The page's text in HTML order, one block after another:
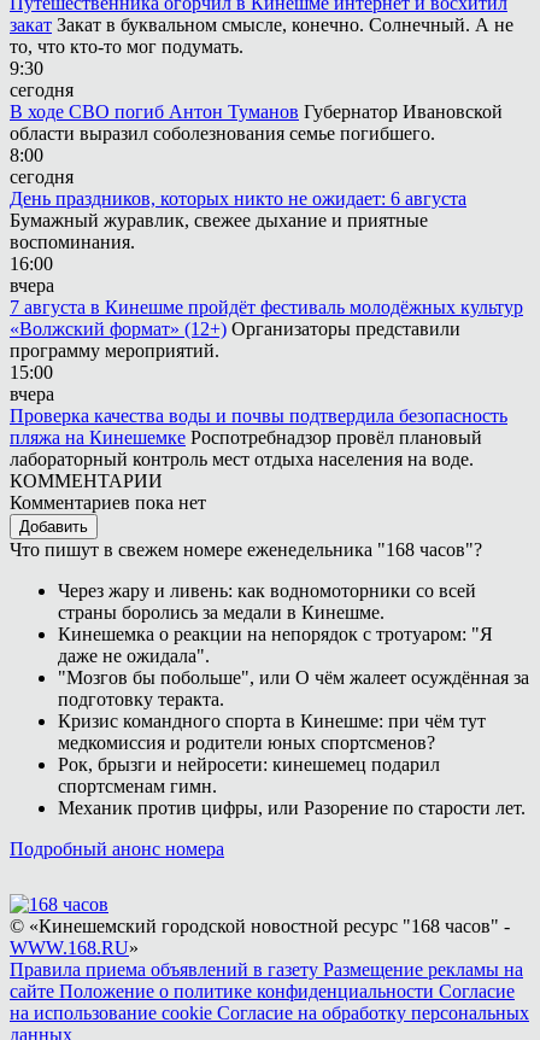
закат Закат в буквальном смысле, конечно. Солнечный. А не
то, что кто-то мог подумать.
9:30
сегодня
В ходе СВО погиб Антон Туманов Губернатор Ивановской
области выразил соболезнования семье погибшего.
8:00
сегодня
День праздников, которых никто не ожидает: 6 августа
Бумажный журавлик, свежее дыхание и приятные
воспоминания.
16:00
вчера
7 августа в Кинешме пройдёт фестиваль молодёжных культур
«Волжский формат» (12+) Организаторы представили
программу мероприятий.
15:00
вчера
Проверка качества воды и почвы подтвердила безопасность
пляжа на Кинешемке Роспотребнадзор провёл плановый
лабораторный контроль мест отдыха населения на воде.
КОММЕНТАРИИ
Комментариев пока нет
Добавить
Что пишут в свежем номере еженедельника "168 часов"?
Через жару и ливень: как водномоторники со всей
страны боролись за медали в Кинешме.
Кинешемка о реакции на непорядок с тротуаром: "Я
даже не ожидала".
"Мозгов бы побольше", или О чём жалеет осуждённая за
подготовку теракта.
Кризис командного спорта в Кинешме: при чём тут
медкомиссия и родители юных спортсменов?
Рок, брызги и нейросети: кинешемец подарил
спортсменам гимн.
Механик против цифры, или Разорение по старости лет.
Подробный анонс номера
© «Кинешемский городской новостной ресурс "168 часов" -
WWW.168.RU»
Правила приема объявлений в газету Размещение рекламы на
сайте Положение о политике конфиденциальности Согласие
на использование cookie Согласие на обработку персональных
данных